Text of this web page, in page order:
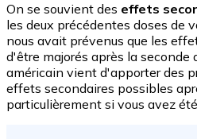
On se souvient des effets
les deux précédentes doses de
nous avait prévenus que les
d'être majorés après la seconde
américain vient d'apporter des
effets secondaires possibles
particulièrement si vous avez